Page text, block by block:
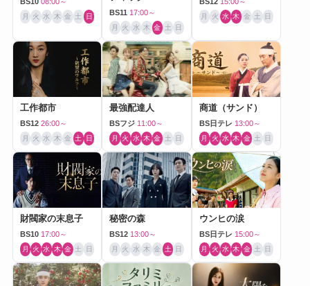
月 火 水 木 金 土 日 BS11 17:00～
月 火 水 木 金 土 日
月 火 水 木 金 土 日
工作都市
BS12 26:00～
月 火 水 木 金 土 日
最強配達人
BSフジ 11:00～
月 火 水 木 金 土 日
商道（サンド）
BS日テレ 13:00～
月 火 水 木 金 土 日
財閥家の末息子
BS10 17:00～
月 火 水 木 金 土 日
秘密の森
BS12 13:00～
月 火 水 木 金 土 日
ウンヒの涙
BS日テレ 15:00～
月 火 水 木 金 土 日